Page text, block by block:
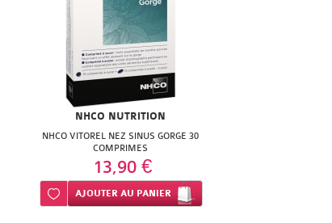
NHCO NUTRITION
NHCO VITOREL NEZ SINUS GORGE 30
COMPRIMES
13,90 €
Ajouter à ma liste d’envie
AJOUTER AU PANIER